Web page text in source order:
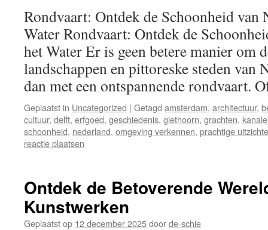
Rondvaart: Ontdek de Schoonheid van
Water Rondvaart: Ontdek de
het Water Er is geen betere manier om
landschappen en pittoreske steden van
dan met een ontspannende rondvaart.
Geplaatst in Uncategorized | Getagd amsterdam, architectuur,
cultuur, delft, erfgoed, geschiedenis, giethoorn, grachten,
schoonheid, nederland, omgeving verkennen, prachtige
reactie plaatsen
Ontdek de Betoverende
Kunstwerken
Geplaatst op 12 december 2025doorde-schie